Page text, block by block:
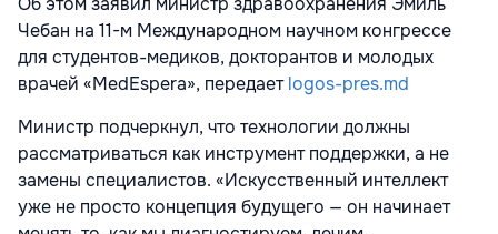
Чебан на 11-м Международном научном конгрессе
для студентов-медиков, докторантов и молодых
врачей «MedEspera», передаетlogos-pres.md
Министр подчеркнул, что технологии должны
рассматриваться как инструмент поддержки, а не
замены специалистов. «Искусственный интеллект
уже не просто концепция будущего — он начинает